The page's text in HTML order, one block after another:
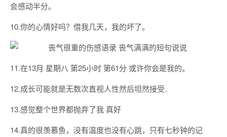
会感动半分。
10.你的心情好吗？借我几天，我的坏了。
11.在13月 星期八 第25小时 第61分 或许你会是我的。
12.成长可能就是无数次直视人性然后坦然接受.
13.感觉整个世界都抛弃了我 真好
14.真的很羡慕鱼，没有温度也没有心跳，只有七秒钟的记